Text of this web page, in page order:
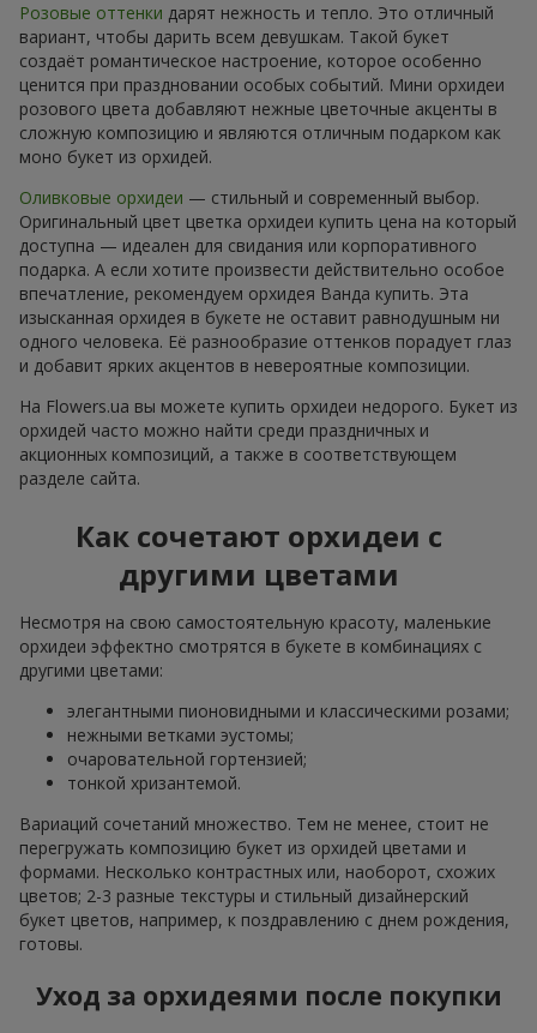
Розовые оттенки дарят нежность и тепло. Это отличный
вариант, чтобы дарить всем девушкам. Такой букет
создаёт романтическое настроение, которое особенно
ценится при праздновании особых событий. Мини орхидеи
розового цвета добавляют нежные цветочные акценты в
сложную композицию и являются отличным подарком как
моно букет из орхидей.
Оливковые орхидеи — стильный и современный выбор.
Оригинальный цвет цветка орхидеи купить цена на который
доступна — идеален для свидания или корпоративного
подарка. А если хотите произвести действительно особое
впечатление, рекомендуем орхидея Ванда купить. Эта
изысканная орхидея в букете не оставит равнодушным ни
одного человека. Её разнообразие оттенков порадует глаз
и добавит ярких акцентов в невероятные композиции.
На Flowers.ua вы можете купить орхидеи недорого. Букет из
орхидей часто можно найти среди праздничных и
акционных композиций, а также в соответствующем
разделе сайта.
Как сочетают орхидеи с
другими цветами
Несмотря на свою самостоятельную красоту, маленькие
орхидеи эффектно смотрятся в букете в комбинациях с
другими цветами:
элегантными пионовидными и классическими розами;
нежными ветками эустомы;
очаровательной гортензией;
тонкой хризантемой.
Вариаций сочетаний множество. Тем не менее, стоит не
перегружать композицию букет из орхидей цветами и
формами. Несколько контрастных или, наоборот, схожих
цветов; 2-3 разные текстуры и стильный дизайнерский
букет цветов, например, к поздравлению с днем рождения,
готовы.
Уход за орхидеями после покупки